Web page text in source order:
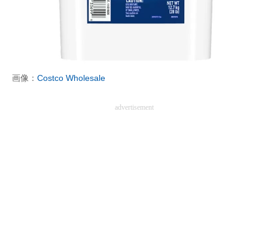
ITエンジニア向け専門サイト
画像： Costco Wholesale
advertisement